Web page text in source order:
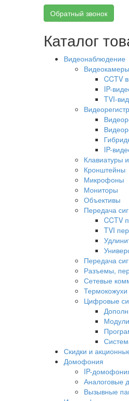
Обратный звонок
Каталог
Видеонаблюдение
Видеокамеры
CCTV
IP-
TVI-
IP-
Клавиатуры
Кронштейны
Микрофоны
Мониторы
Объективы
Передача
CCTV
TVI
Передача
Разъемы,
Сетевые
Термокожухи
Цифровые
Скидки и
Домофония
IP-
Аналоговые
Вызывные